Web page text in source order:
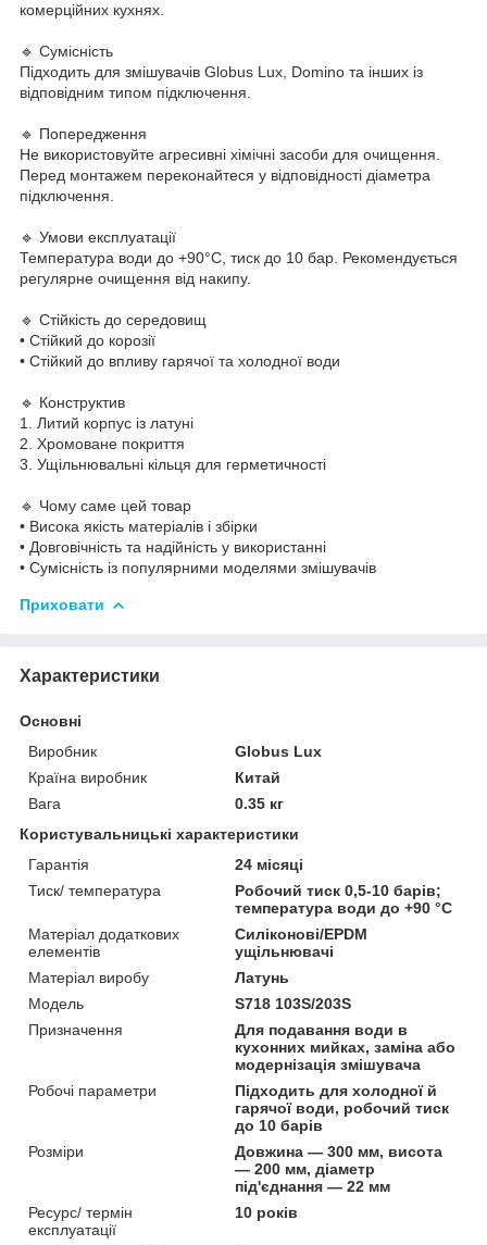
комерційних кухнях.
🔹 Сумісність
Підходить для змішувачів Globus Lux, Domino та інших із
відповідним типом підключення.
🔹 Попередження
Не використовуйте агресивні хімічні засоби для очищення.
Перед монтажем переконайтеся у відповідності діаметра
підключення.
🔹 Умови експлуатації
Температура води до +90°C, тиск до 10 бар. Рекомендується
регулярне очищення від накипу.
🔹 Стійкість до середовищ
• Стійкий до корозії
• Стійкий до впливу гарячої та холодної води
🔹 Конструктив
1. Литий корпус із латуні
2. Хромоване покриття
3. Ущільнювальні кільця для герметичності
🔹 Чому саме цей товар
• Висока якість матеріалів і збірки
• Довговічність та надійність у використанні
• Сумісність із популярними моделями змішувачів
Приховати
Характеристики
Основні
Виробник
Globus Lux
Країна виробник
Китай
Вага
0.35 кг
Користувальницькі характеристики
Гарантія
24 місяці
Тиск/ температура
Робочий тиск 0,5-10 барів;
температура води до +90 °C
Матеріал додаткових
елементів
Силіконові/EPDM
ущільнювачі
Матеріал виробу
Латунь
Мoдель
S718 103S/203S
Призначення
Для подавання води в
кухонних мийках, заміна або
модернізація змішувача
Робочі параметри
Підходить для холодної й
гарячої води, робочий тиск
до 10 барів
Розміри
Довжина — 300 мм, висота
— 200 мм, діаметр
під'єднання — 22 мм
Ресурс/ термін
експлуатації
10 років